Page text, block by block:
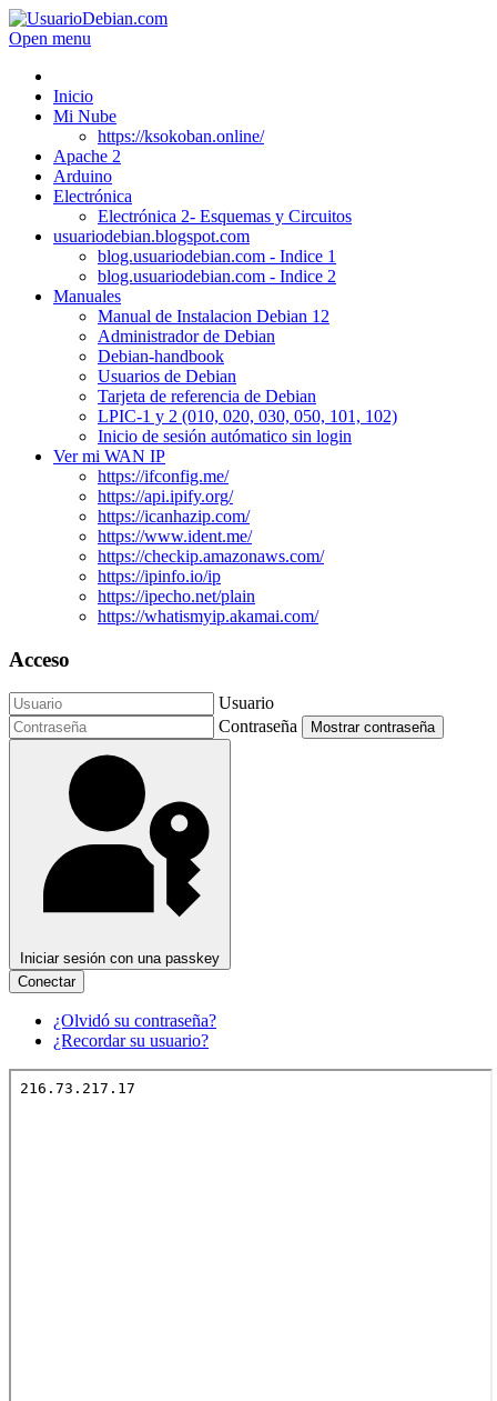
Open menu
Inicio
Mi Nube
https://ksokoban.online/
Apache 2
Arduino
Electrónica
Electrónica 2- Esquemas y Circuitos
usuariodebian.blogspot.com
blog.usuariodebian.com - Indice 1
blog.usuariodebian.com - Indice 2
Manuales
Manual de Instalacion Debian 12
Administrador de Debian
Debian-handbook
Usuarios de Debian
Tarjeta de referencia de Debian
LPIC-1 y 2 (010, 020, 030, 050, 101, 102)
Inicio de sesión autómatico sin login
Ver mi WAN IP
https://ifconfig.me/
https://api.ipify.org/
https://icanhazip.com/
https://www.ident.me/
https://checkip.amazonaws.com/
https://ipinfo.io/ip
https://ipecho.net/plain
https://whatismyip.akamai.com/
Acceso
Usuario
Contraseña
Mostrar contraseña
Iniciar sesión con una passkey
Conectar
¿Olvidó su contraseña?
¿Recordar su usuario?